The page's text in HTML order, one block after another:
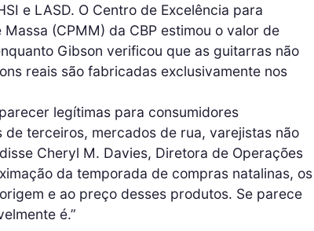
e LASD. O Centro de Excelência para
(CPMM) da CBP estimou o valor de
Gibson verificou que as guitarras não
reais são fabricadas exclusivamente nos
legítimas para consumidores
terceiros, mercados de rua, varejistas não
Cheryl M. Davies, Diretora de Operações
da temporada de compras natalinas, os
e ao preço desses produtos. Se parece
é.”